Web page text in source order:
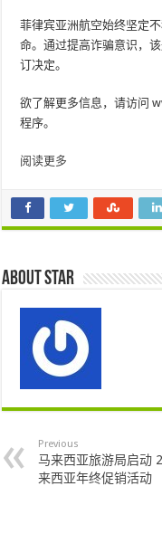
菲律宾亚洲航空始终坚定
命。通过提高诈骗意识，
订决定。
欲了解更多信息，请访问
程序。
阅读更多
About star
Previous
马来西亚旅游局启动
来西亚年终促销活动